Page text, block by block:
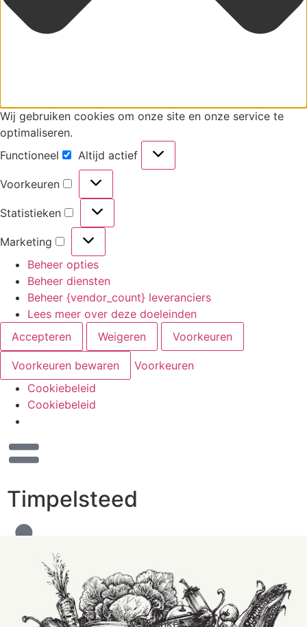
Wij gebruiken cookies om onze site en onze service te
optimaliseren.
Functioneel
Altijd actief
Voorkeuren
Statistieken
Marketing
Beheer opties
Beheer diensten
Beheer {vendor_count} leveranciers
Lees meer over deze doeleinden
Accepteren
Weigeren Voorkeuren
Voorkeuren bewaren
Voorkeuren
Cookiebeleid
Cookiebeleid
Timpelsteed
Webwinkel